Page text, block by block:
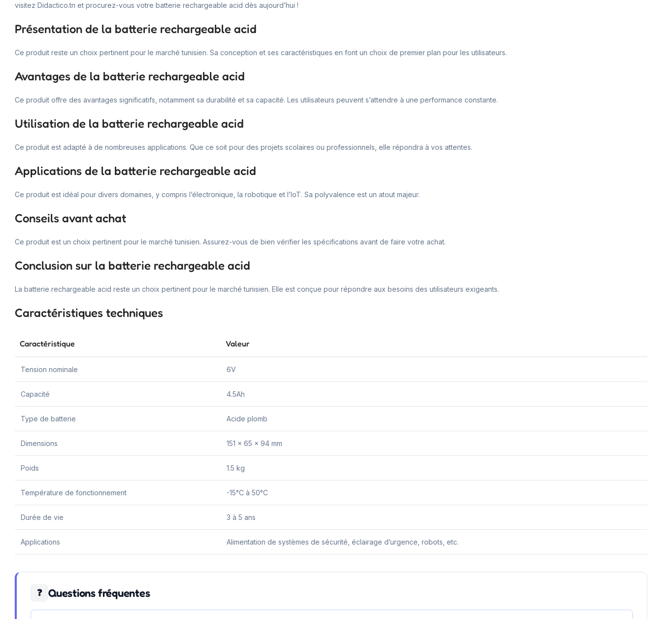
visitez Didactico.tn et procurez-vous votre batterie rechargeable acid dès aujourd’hui !
Présentation de la batterie rechargeable acid
Ce produit reste un choix pertinent pour le marché tunisien. Sa conception et ses caractéristiques en font un choix de premier plan pour les utilisateurs.
Avantages de la batterie rechargeable acid
Ce produit offre des avantages significatifs, notamment sa durabilité et sa capacité. Les utilisateurs peuvent s’attendre à une performance constante.
Utilisation de la batterie rechargeable acid
Ce produit est adapté à de nombreuses applications. Que ce soit pour des projets scolaires ou professionnels, elle répondra à vos attentes.
Applications de la batterie rechargeable acid
Ce produit est idéal pour divers domaines, y compris l’électronique, la robotique et l’IoT. Sa polyvalence est un atout majeur.
Conseils avant achat
Ce produit est un choix pertinent pour le marché tunisien. Assurez-vous de bien vérifier les spécifications avant de faire votre achat.
Conclusion sur la batterie rechargeable acid
La batterie rechargeable acid reste un choix pertinent pour le marché tunisien. Elle est conçue pour répondre aux besoins des utilisateurs exigeants.
Caractéristiques techniques
Caractéristique Valeur
Tension nominale 6V
Capacité 4.5Ah
Type de batterie Acide plomb
Dimensions 151 x 65 x 94 mm
Poids 1.5 kg
Température de fonctionnement -15°C à 50°C
Durée de vie 3 à 5 ans
Applications Alimentation de systèmes de sécurité, éclairage d’urgence, robots, etc.
❓ Questions fréquentes